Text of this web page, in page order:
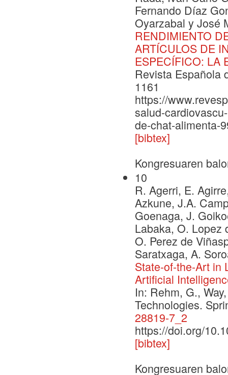
Fernando Díaz
Oyarzabal y José
RENDIMIENTO
ARTÍCULOS DE
ESPECÍFICO: LA
Revista Española
1161
https://
salud-
de-chat-alimenta-
[bibtex]
Kongresuaren
10
R. Agerri, E.
Azkune, J.A.
Goenaga, J.
Labaka, O. Lopez
O. Perez de
Saratxaga, A.
State-of-the-Art in
Artificial
In: Rehm, G.,
Technologies.
28819-7_2
https://doi.org/
[bibtex]
Kongresuaren